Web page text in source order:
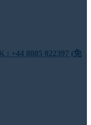
: +44 8085 022397 (免